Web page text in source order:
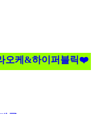
오케&하이퍼블릭❤️